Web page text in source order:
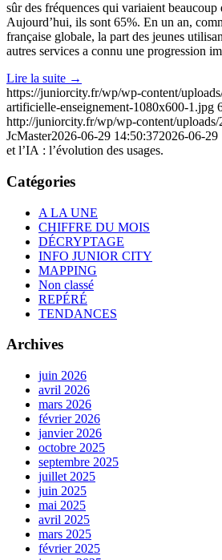
sûr des fréquences qui variaient beaucoup
Aujourd’hui, ils sont 65%. En un an,
française globale, la part des jeunes
autres services a connu une progression
Lire la suite →
https://juniorcity.fr/wp/wp-content/
artificielle-enseignement-1080x600-1.jpg
http://juniorcity.fr/wp/wp-content/
JcMaster2026-06-29 14:50:372026-06-29
et l’IA : l’évolution des usages.
Catégories
A LA UNE
CHIFFRE DU MOIS
DÉCRYPTAGE
INFO JUNIOR CITY
MAPPING
Non classé
REPÉRÉ
TENDANCES
Archives
juin 2026
avril 2026
mars 2026
février 2026
janvier 2026
octobre 2025
septembre 2025
juillet 2025
juin 2025
mai 2025
avril 2025
mars 2025
février 2025